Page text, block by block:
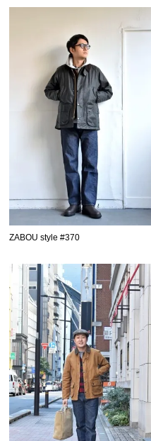
ZABOU style #370